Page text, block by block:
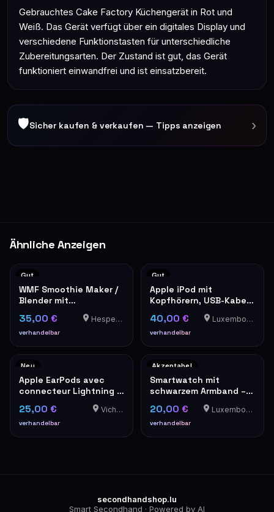
Gebrauchtes Cake Factory Küchengerät in Rot und
Weiß. Das Gerät verfügt über ein digitales Display und
verschiedene Funktionstasten für unterschiedliche
Zubereitungsarten. Der Zustand ist gut, das Gerät
funktioniert einwandfrei und ist einsatzbereit.
🛡Sicher kaufen & verkaufen — Tipps anzeigen ›
Ähnliche Anzeigen
Gut
WMF Smoothie Maker /
Blender mit
Plastikbehälter
35,00 €
verhandelbar
Hesperange
Gut
Apple iPod mit
Kopfhörern, USB-Kabel
und Ledertasche
40,00 €
verhandelbar
Luxembourg-Cents
Neu
Apple EarPods avec
connecteur Lightning –
25,00 €
verhandelbar
Vichten
Akzeptabel
Smartwatch mit
schwarzem Armband –
Gebraucht - Mit
Alarmknopf an der
Seite. Bei Gefahr
aktivieren. Ein schriller
20,00 €
verhandelbar
Luxembourg-Cents
secondhandshop.lu
Smart Secondhand · Powered by AI